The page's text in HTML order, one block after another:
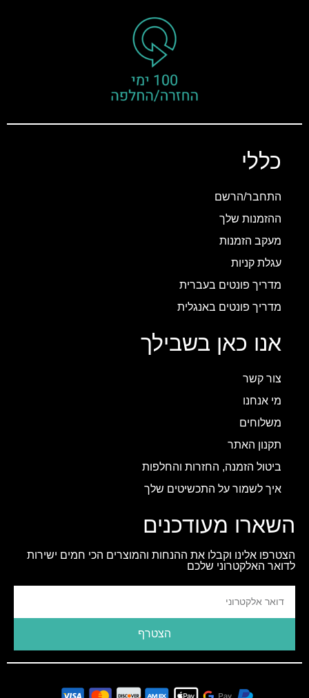
כללי
התחבר/הרשם
ההזמנות שלך
מעקב הזמנות
עגלת קניות
מדריך פונטים בעברית
מדריך פונטים באנגלית
אנו כאן בשבילך
צור קשר
מי אנחנו
משלוחים
תקנון האתר
ביטול הזמנה, החזרות והחלפות
איך לשמור על התכשיטים שלך
השארו מעודכנים
הצטרפו אלינו וקבלו את ההנחות והמוצרים הכי חמים ישירות
לדואר האלקטרוני שלכם
הצטרף